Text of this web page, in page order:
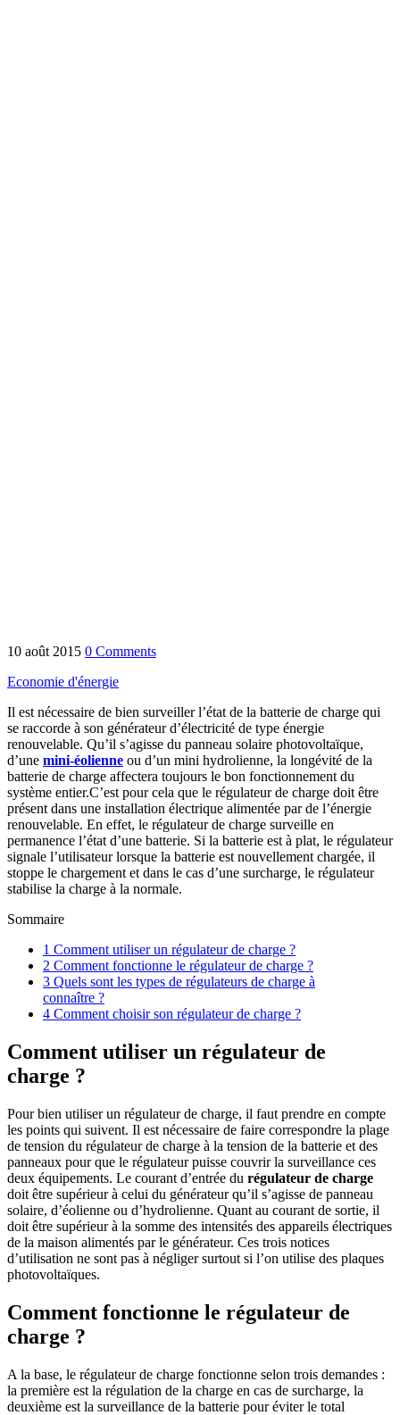
10 août 2015 0 Comments
Economie d'énergie
Il est nécessaire de bien surveiller l’état de la batterie de charge qui
se raccorde à son générateur d’électricité de type énergie
renouvelable. Qu’il s’agisse du panneau solaire photovoltaïque,
d’une mini-éolienne ou d’un mini hydrolienne, la longévité de la
batterie de charge affectera toujours le bon fonctionnement du
système entier.C’est pour cela que le régulateur de charge doit être
présent dans une installation électrique alimentée par de l’énergie
renouvelable. En effet, le régulateur de charge surveille en
permanence l’état d’une batterie. Si la batterie est à plat, le régulateur
signale l’utilisateur lorsque la batterie est nouvellement chargée, il
stoppe le chargement et dans le cas d’une surcharge, le régulateur
stabilise la charge à la normale.
Sommaire
1 Comment utiliser un régulateur de charge ?
2 Comment fonctionne le régulateur de charge ?
3 Quels sont les types de régulateurs de charge à
connaître ?
4 Comment choisir son régulateur de charge ?
Comment utiliser un régulateur de
charge ?
Pour bien utiliser un régulateur de charge, il faut prendre en compte
les points qui suivent. Il est nécessaire de faire correspondre la plage
de tension du régulateur de charge à la tension de la batterie et des
panneaux pour que le régulateur puisse couvrir la surveillance ces
deux équipements. Le courant d’entrée du régulateur de charge
doit être supérieur à celui du générateur qu’il s’agisse de panneau
solaire, d’éolienne ou d’hydrolienne. Quant au courant de sortie, il
doit être supérieur à la somme des intensités des appareils électriques
de la maison alimentés par le générateur. Ces trois notices
d’utilisation ne sont pas à négliger surtout si l’on utilise des plaques
photovoltaïques.
Comment fonctionne le régulateur de
charge ?
A la base, le régulateur de charge fonctionne selon trois demandes :
la première est la régulation de la charge en cas de surcharge, la
deuxième est la surveillance de la batterie pour éviter le total